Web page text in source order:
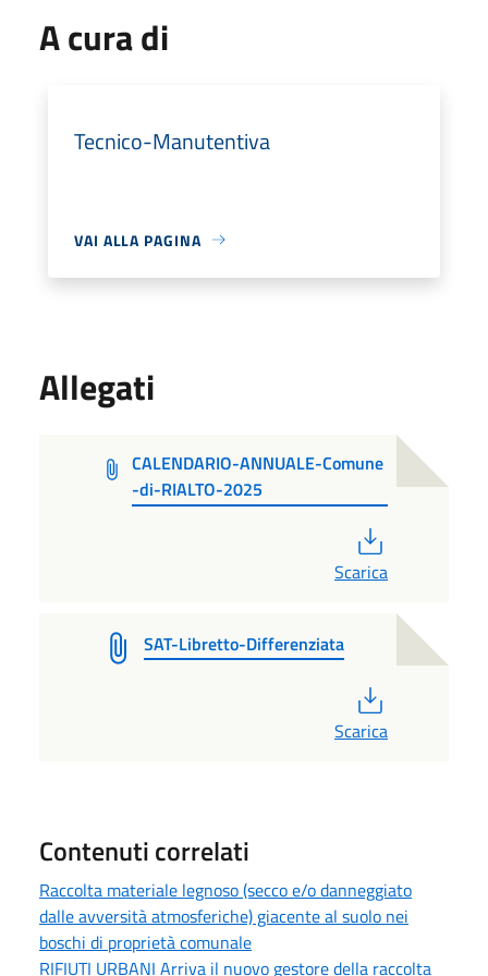
A cura di
Tecnico-Manutentiva
VAI ALLA PAGINA
Allegati
CALENDARIO-ANNUALE-Comune
-di-RIALTO-2025
Scarica
SAT-Libretto-Differenziata
Scarica
Contenuti correlati
Raccolta materiale legnoso (secco e/o danneggiato
dalle avversità atmosferiche) giacente al suolo nei
boschi di proprietà comunale
RIFIUTI URBANI Arriva il nuovo gestore della raccolta